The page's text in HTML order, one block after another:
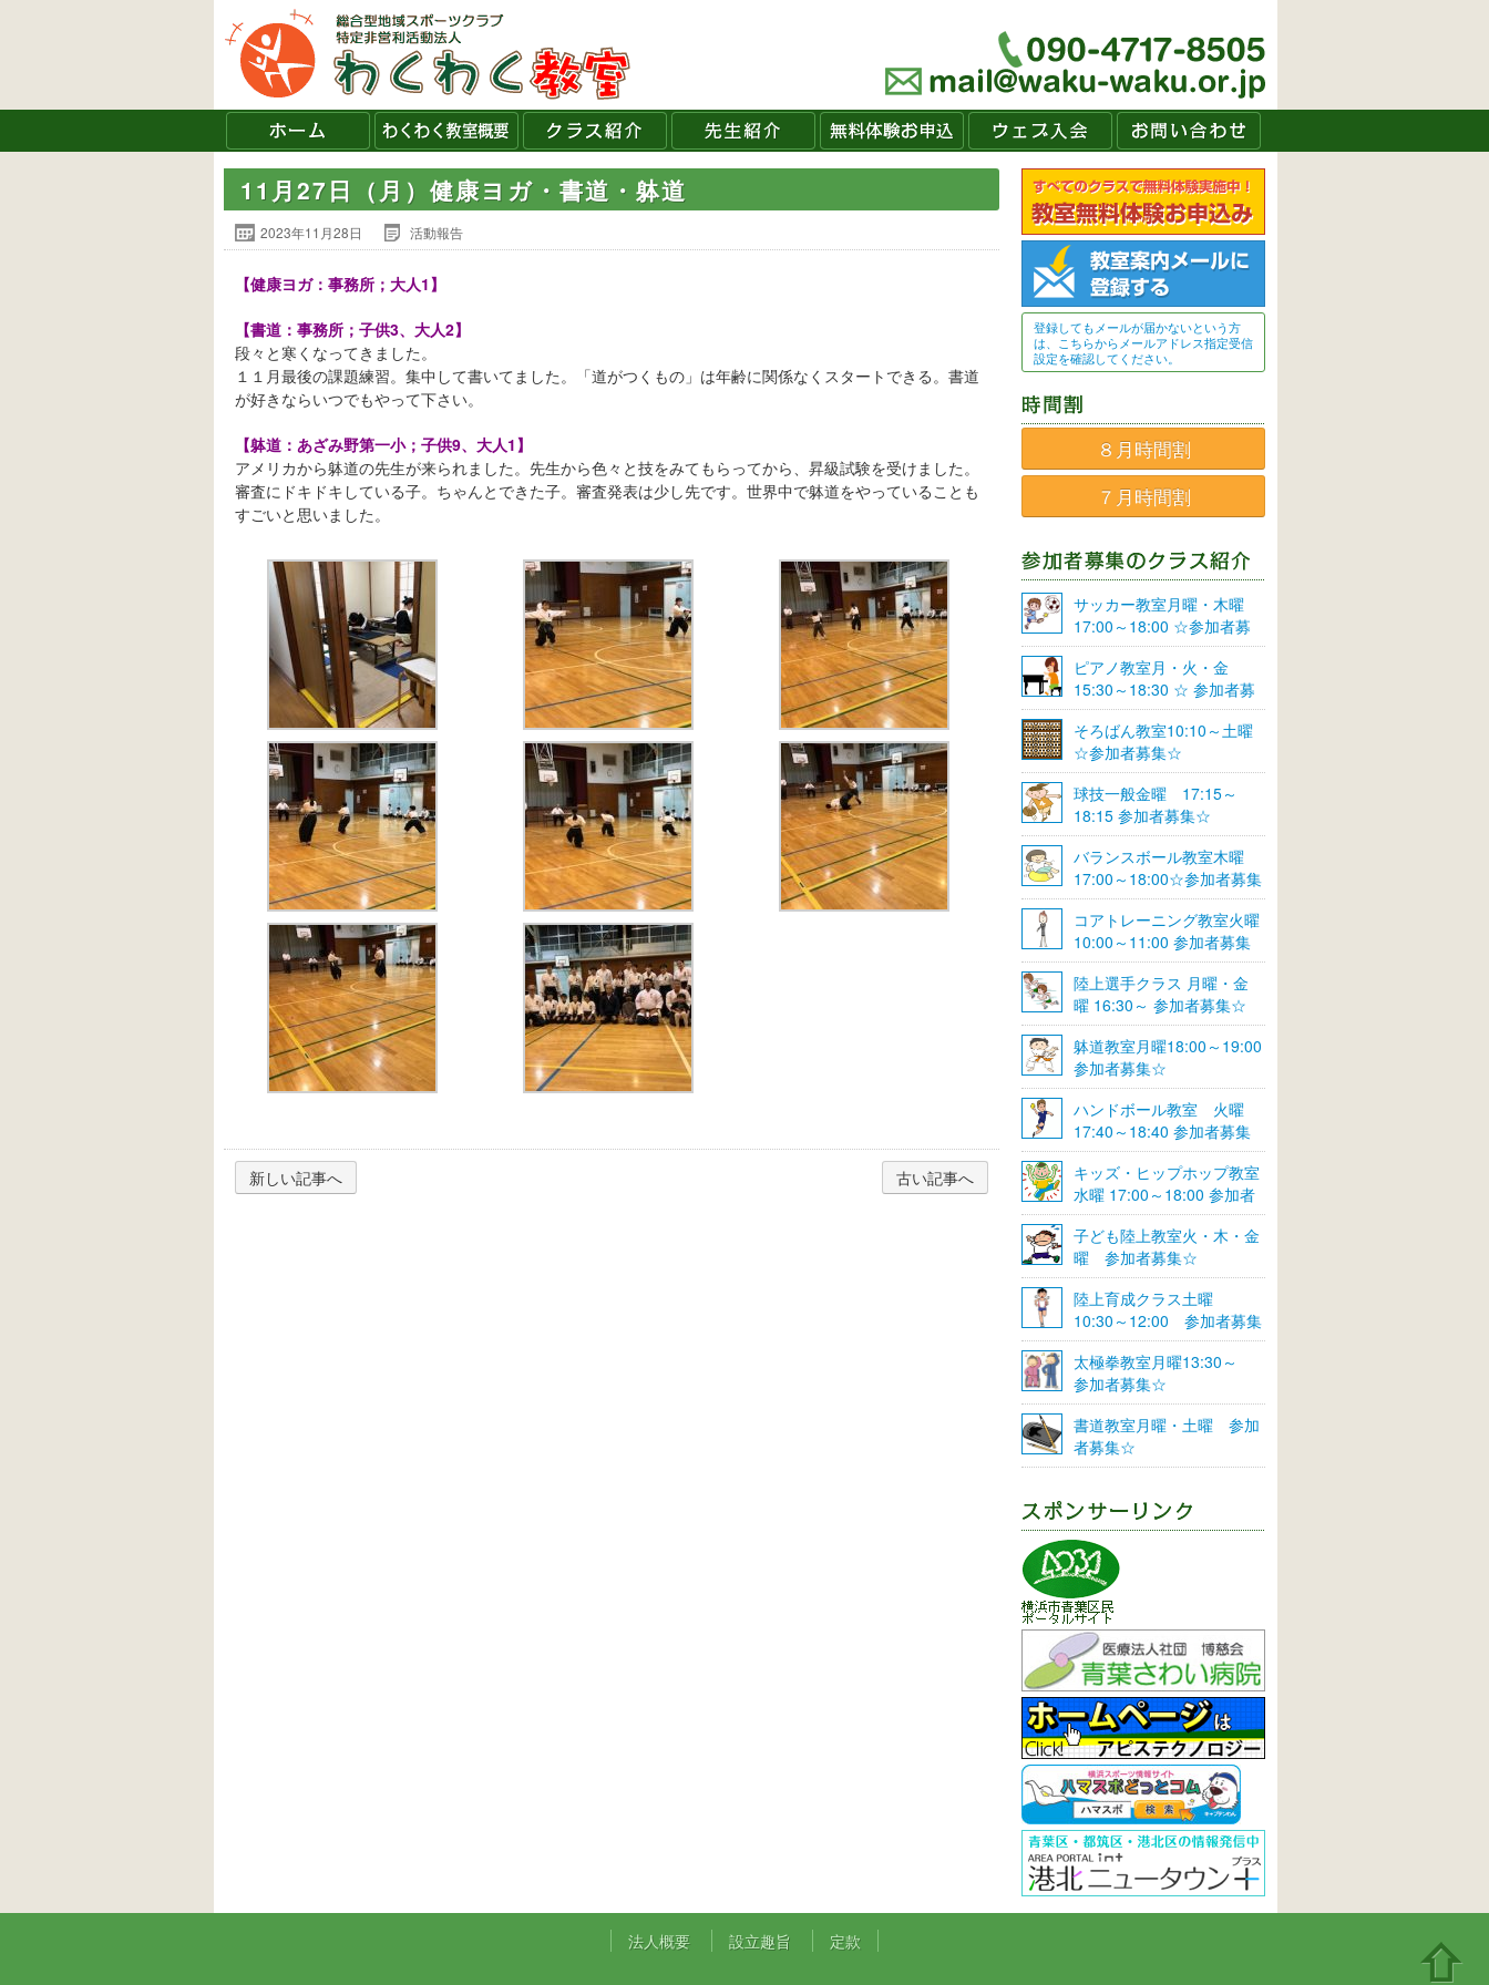
11月27日（月）健康ヨガ・書道・躰道
2023年11月28日 活動報告
【健康ヨガ：事務所；大人1】
【書道：事務所；子供3、大人2】
段々と寒くなってきました。
１１月最後の課題練習。集中して書いてました。「道がつくもの」は年齢に関係なくスタートできる。書道
が好きならいつでもやって下さい。
【躰道：あざみ野第一小；子供9、大人1】
アメリカから躰道の先生が来られました。先生から色々と技をみてもらってから、昇級試験を受けました。
審査にドキドキしている子。ちゃんとできた子。審査発表は少し先です。世界中で躰道をやっていることも
すごいと思いました。
新しい記事へ 古い記事へ
登録してもメールが届かないという方
は、こちらからメールアドレス指定受信
設定を確認してください。
８月時間割
７月時間割
サッカー教室月曜・木曜
17:00～18:00 ☆参加者募
集☆
ピアノ教室月・火・金
15:30～18:30 ☆ 参加者募
集☆
そろばん教室10:10～土曜
☆参加者募集☆
球技一般金曜 17:15～
18:15 参加者募集☆
バランスボール教室木曜
17:00～18:00☆参加者募集
☆
コアトレーニング教室火曜
10:00～11:00 参加者募集
陸上選手クラス 月曜・金
曜 16:30～ 参加者募集☆
躰道教室月曜18:00～19:00
参加者募集☆
ハンドボール教室 火曜
17:40～18:40 参加者募集
☆
キッズ・ヒップホップ教室
水曜 17:00～18:00 参加者
募集☆
子ども陸上教室火・木・金
曜 参加者募集☆
陸上育成クラス土曜
10:30～12:00 参加者募集
☆
太極拳教室月曜13:30～
参加者募集☆
書道教室月曜・土曜 参加
者募集☆
法人概要 設立趣旨 定款